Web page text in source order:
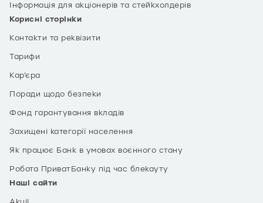
роздрібних магазинів
Інформація для акціонерів та стейкхолдерів
Корисні сторінки
Контакти та реквізити
Тарифи
Кар’єра
Поради щодо безпеки
Фонд гарантування вкладів
Захищені категорії населення
Як працює Банк в умовах воєнного стану
Робота ПриватБанку під час блекауту
Наші сайти